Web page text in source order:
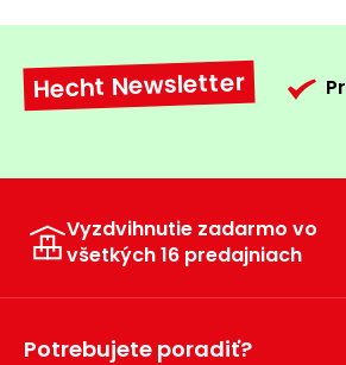
Hecht Newsletter
Vyzdvihnutie zadarmo vo
všetkých 16 predajniach
Potrebujete poradiť?